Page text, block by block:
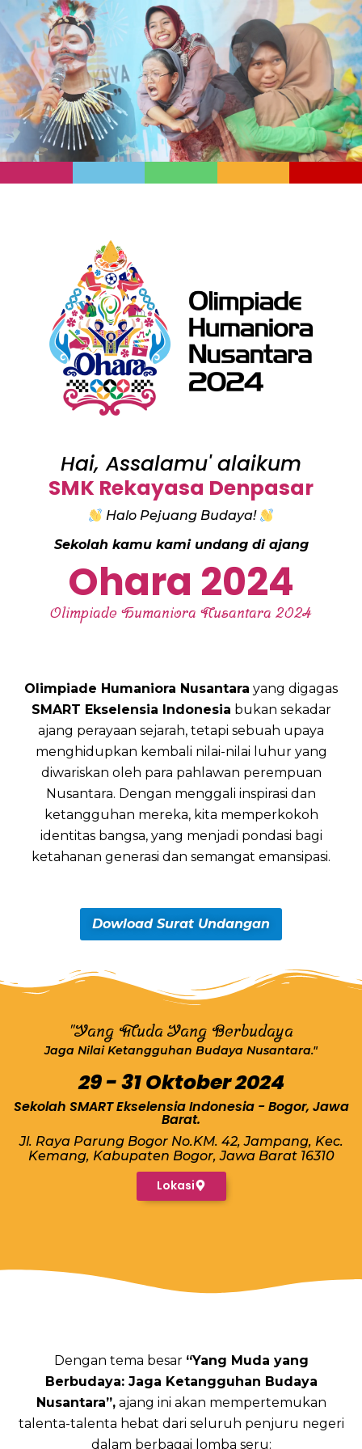
Hai, Assalamu' alaikum
SMK Rekayasa Denpasar
Halo Pejuang Budaya!
Sekolah kamu kami undang di ajang
Ohara 2024
Olimpiade Humaniora Nusantara 2024
Olimpiade Humaniora Nusantara yang digagas
SMART Ekselensia Indonesia bukan sekadar
ajang perayaan sejarah, tetapi sebuah upaya
menghidupkan kembali nilai-nilai luhur yang
diwariskan oleh para pahlawan perempuan
Nusantara. Dengan menggali inspirasi dan
ketangguhan mereka, kita memperkokoh
identitas bangsa, yang menjadi pondasi bagi
ketahanan generasi dan semangat emansipasi.
Dowload Surat Undangan
"Yang Muda Yang Berbudaya
Jaga Nilai Ketangguhan Budaya Nusantara."
29 - 31 Oktober 2024
Sekolah SMART Ekselensia Indonesia - Bogor, Jawa
Barat.
Jl. Raya Parung Bogor No.KM. 42, Jampang, Kec.
Kemang, Kabupaten Bogor, Jawa Barat 16310
Lokasi
Dengan tema besar “Yang Muda yang
Berbudaya: Jaga Ketangguhan Budaya
Nusantara”,ajang ini akan mempertemukan
talenta-talenta hebat dari seluruh penjuru negeri
dalam berbagai lomba seru: